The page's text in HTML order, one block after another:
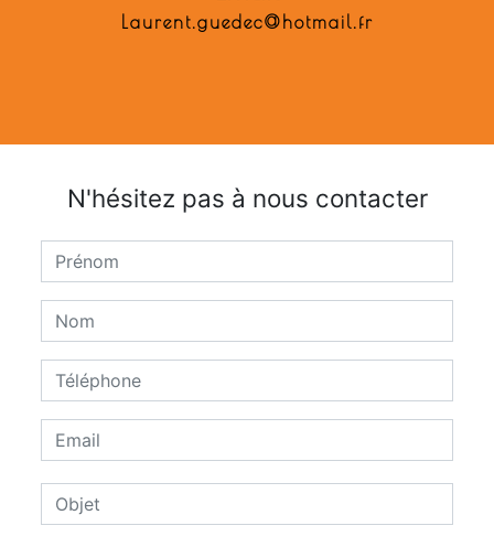
laurent.guedec@hotmail.fr
N'hésitez pas à nous contacter